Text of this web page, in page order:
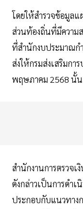
โดยให้สำรวจข้อมูลแ
ส่วนท้องถิ่นที่มีความ
ที่สำนักงบประมาณก
ส่งให้กรมส่งเสริมก
พฤษภาคม 2568 นั้น
สำนักงานการตรวจ
ดังกล่าวเป็นการดำเ
ประกอบกับแนวทาง